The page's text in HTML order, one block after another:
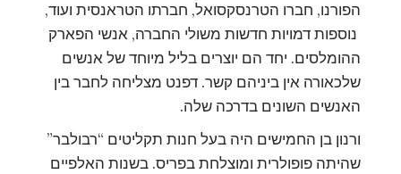
הפורנו, חברו הטרנסקסואל, חברתו הטראנסית ועוד,
נוספות דמויות חדשות משולי החברה, אנשי הפארק
ההומלסים. יחד הם יוצרים בליל מיוחד של אנשים
שלכאורה אין ביניהם קשר. דפנט מצליחה לחבר בין
האנשים השונים בדרכה שלה.
ורנון בן החמישים היה בעל חנות תקליטים “רבולבר”
שהיתה פופולרית ומוצלחת בפריס. בשנות האלפיים